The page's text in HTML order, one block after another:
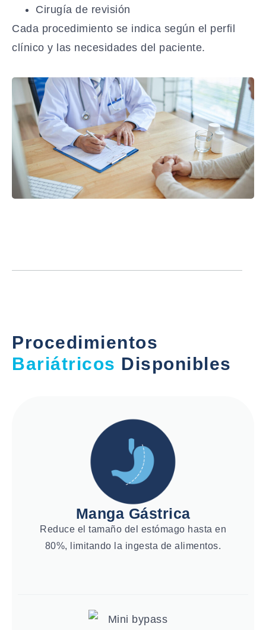
Cirugía de revisión
Cada procedimiento se indica según el perfil
clínico y las necesidades del paciente.
Procedimientos
Bariátricos Disponibles
Manga Gástrica
Reduce el tamaño del estómago hasta en
80%, limitando la ingesta de alimentos.